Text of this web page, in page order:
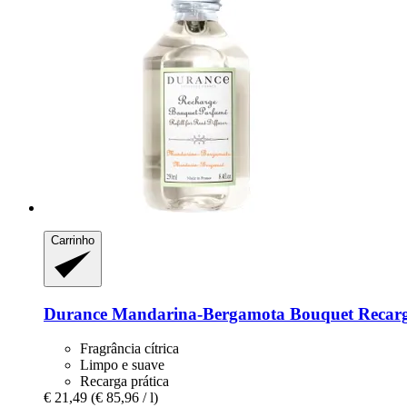
Carrinho
Durance Mandarina-​Bergamota Bouquet
Fragrância cítrica
Limpo e suave
Recarga prática
€ 21,49 (€ 85,96 / l)